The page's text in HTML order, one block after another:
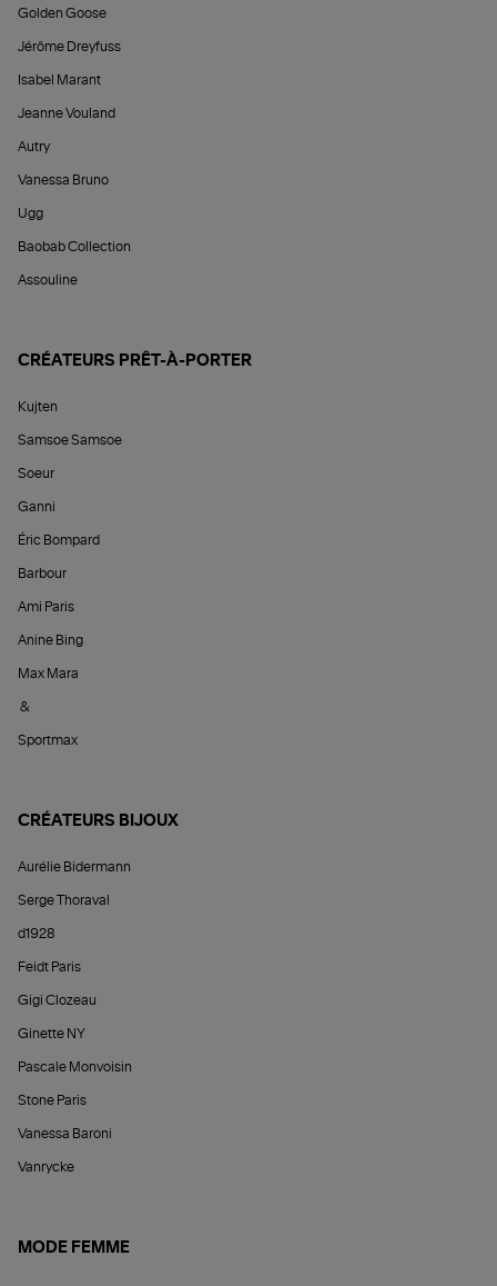
Golden Goose
Jérôme Dreyfuss
Isabel Marant
Jeanne Vouland
Autry
Vanessa Bruno
Ugg
Baobab Collection
Assouline
CRÉATEURS PRÊT-À-PORTER
Kujten
Samsoe Samsoe
Soeur
Ganni
Éric Bompard
Barbour
Ami Paris
Anine Bing
Max Mara
&
Sportmax
CRÉATEURS BIJOUX
Aurélie Bidermann
Serge Thoraval
d1928
Feidt Paris
Gigi Clozeau
Ginette NY
Pascale Monvoisin
Stone Paris
Vanessa Baroni
Vanrycke
MODE FEMME